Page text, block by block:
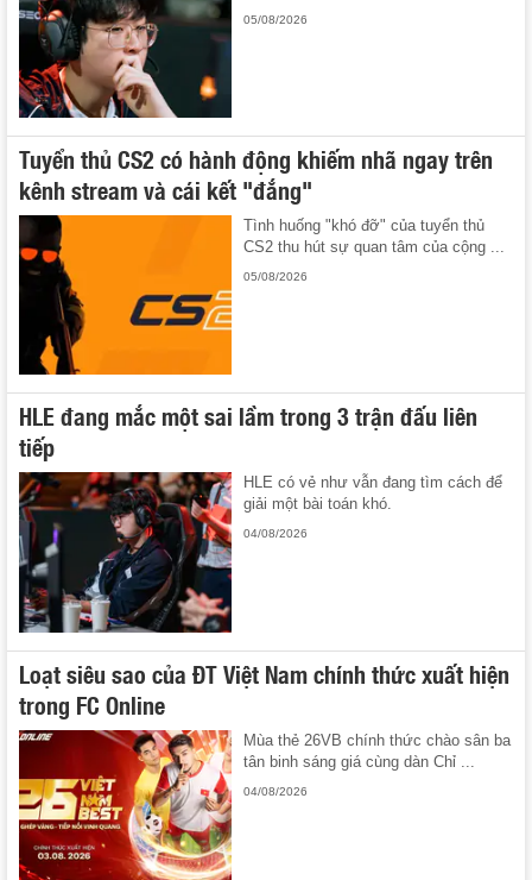
05/08/2026
Tuyển thủ CS2 có hành động khiếm nhã ngay trên
kênh stream và cái kết "đắng"
Tình huống "khó đỡ" của tuyển thủ
CS2 thu hút sự quan tâm của cộng ...
05/08/2026
HLE đang mắc một sai lầm trong 3 trận đấu liên
tiếp
HLE có vẻ như vẫn đang tìm cách để
giải một bài toán khó.
04/08/2026
Loạt siêu sao của ĐT Việt Nam chính thức xuất hiện
trong FC Online
Mùa thẻ 26VB chính thức chào sân ba
tân binh sáng giá cùng dàn Chỉ ...
04/08/2026